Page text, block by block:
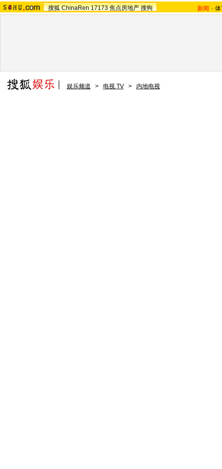
搜狐 ChinaRen 17173 焦点房地产 搜狗 新闻 -
娱乐频道 > 电视 TV > 内地电视